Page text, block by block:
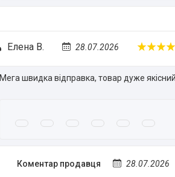
Елена В. 28.07.2026
Мега швидка відправка, товар дуже
Коментар продавця
28.07.2026